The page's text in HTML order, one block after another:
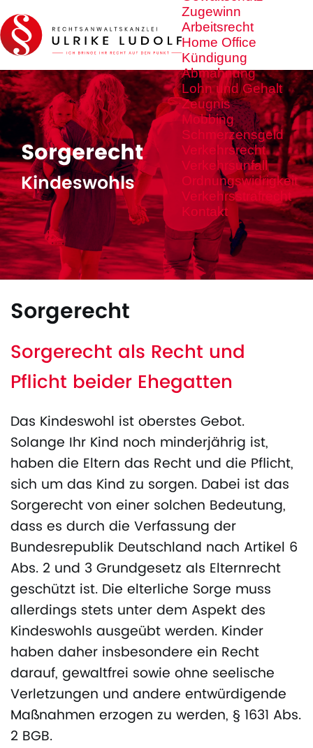
Zugewinn
Arbeitsrecht
Home Office
Kündigung
Abmahnung
Lohn und Gehalt
Zeugnis
Mobbing
Schmerzensgeld
Verkehrsrecht
Verkehrsunfall
Ordnungswidrigkeit
Verkehrsstrafrecht
Kontakt
Sorgerecht
Kindeswohls
Sorgerecht
Sorgerecht als Recht und
Pflicht beider Ehegatten
Das Kindeswohl ist oberstes Gebot.
Solange Ihr Kind noch minderjährig ist,
haben die Eltern das Recht und die Pflicht,
sich um das Kind zu sorgen. Dabei ist das
Sorgerecht von einer solchen Bedeutung,
dass es durch die Verfassung der
Bundesrepublik Deutschland nach Artikel 6
Abs. 2 und 3 Grundgesetz als Elternrecht
geschützt ist. Die elterliche Sorge muss
allerdings stets unter dem Aspekt des
Kindeswohls ausgeübt werden. Kinder
haben daher insbesondere ein Recht
darauf, gewaltfrei sowie ohne seelische
Verletzungen und andere entwürdigende
Maßnahmen erzogen zu werden, § 1631 Abs.
2 BGB.